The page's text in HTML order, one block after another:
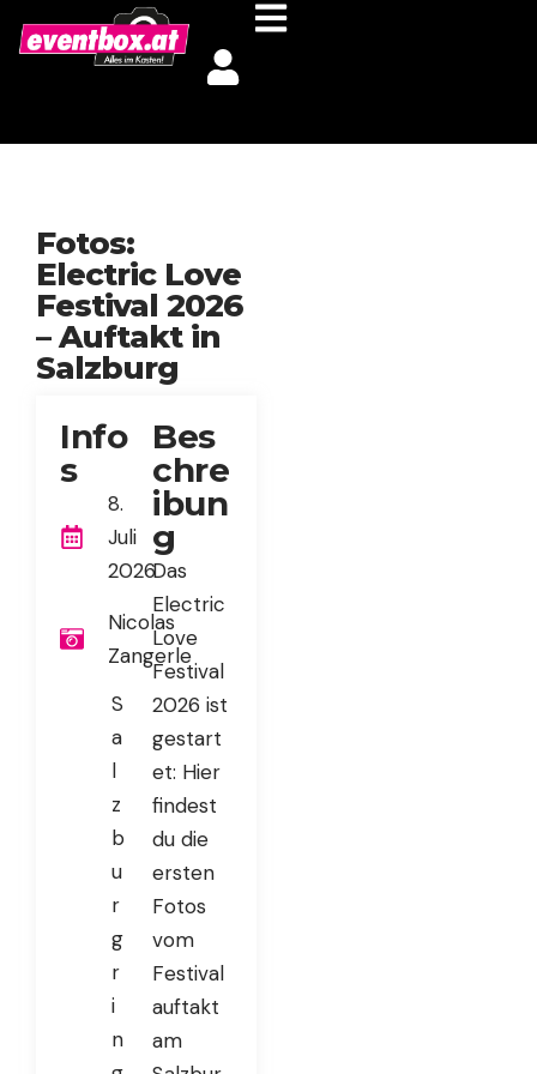
Fotos:
Electric Love
Festival 2026
– Auftakt in
Salzburg
Info
s
8.
Juli
2026
Nicolas
Zangerle
S
a
l
z
b
u
r
g
r
i
n
Bes
chre
ibun
g
Das
Electric
Love
Festival
2026 ist
gestart
et: Hier
findest
du die
ersten
Fotos
vom
Festival
auftakt
am